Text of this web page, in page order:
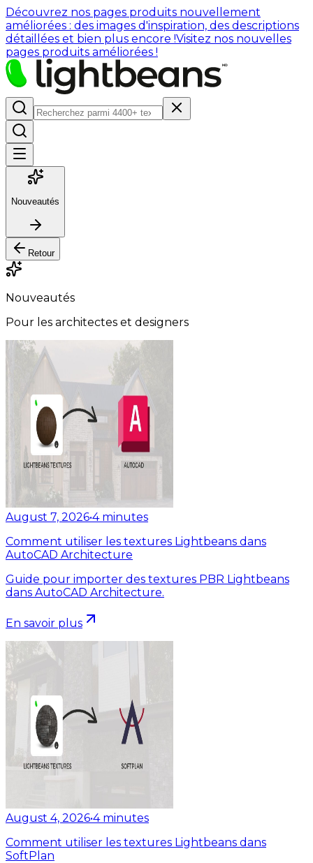
Découvrez nos pages produits nouvellement
améliorées : des images d'inspiration, des descriptions
détaillées et bien plus encore !Visitez nos nouvelles
pages produits améliorées !
Nouveautés
Retour
Nouveautés
Pour les architectes et designers
August 7, 2026•4 minutes
Comment utiliser les textures Lightbeans dans
AutoCAD Architecture
Guide pour importer des textures PBR Lightbeans
dans AutoCAD Architecture.
En savoir plus
August 4, 2026•4 minutes
Comment utiliser les textures Lightbeans dans
SoftPlan